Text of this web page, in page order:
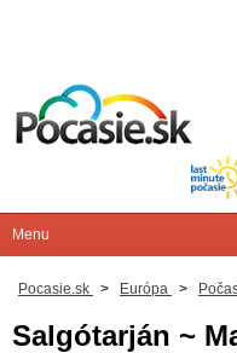
Pocasie.sk > Európa >
Salgótarján ~